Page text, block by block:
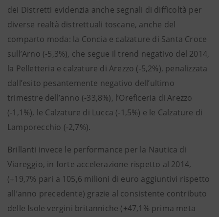
dei Distretti evidenzia anche segnali di difficoltà per
diverse realtà distrettuali toscane, anche del
comparto moda: la Concia e calzature di Santa Croce
sull’Arno (-5,3%), che segue il trend negativo del 2014,
la Pelletteria e calzature di Arezzo (-5,2%), penalizzata
dall’esito pesantemente negativo dell’ultimo
trimestre dell’anno (-33,8%), l’Oreficeria di Arezzo
(-1,1%), le Calzature di Lucca (-1,5%) e le Calzature di
Lamporecchio (-2,7%).
Brillanti invece le performance per la Nautica di
Viareggio, in forte accelerazione rispetto al 2014,
(+19,7% pari a 105,6 milioni di euro aggiuntivi rispetto
all’anno precedente) grazie al consistente contributo
delle Isole vergini britanniche (+47,1% prima meta